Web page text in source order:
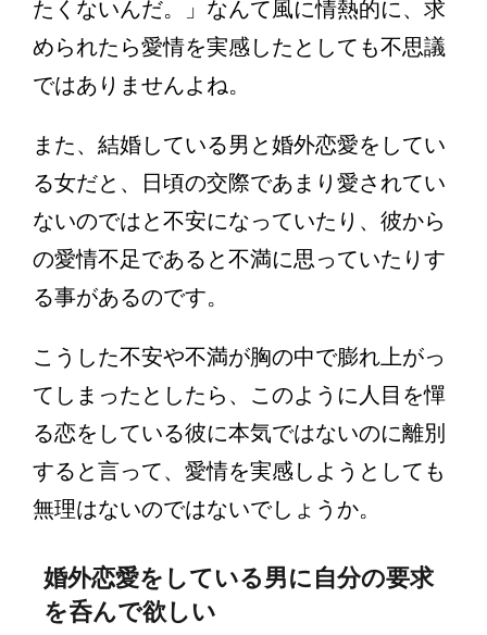
たくないんだ。」なんて風に情熱的に、求
められたら愛情を実感したとしても不思議
ではありませんよね。
また、結婚している男と婚外恋愛をしてい
る女だと、日頃の交際であまり愛されてい
ないのではと不安になっていたり、彼から
の愛情不足であると不満に思っていたりす
る事があるのです。
こうした不安や不満が胸の中で膨れ上がっ
てしまったとしたら、このように人目を憚
る恋をしている彼に本気ではないのに離別
すると言って、愛情を実感しようとしても
無理はないのではないでしょうか。
婚外恋愛をしている男に自分の要求
を呑んで欲しい